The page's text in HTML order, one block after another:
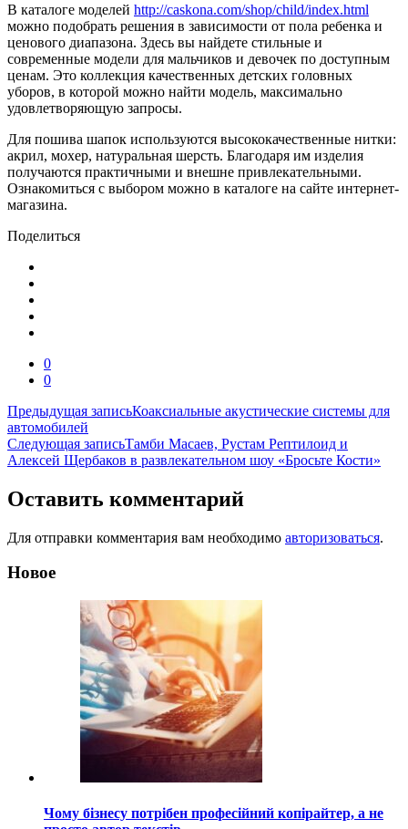
В каталоге моделей http://caskona.com/shop/child/index.html
можно подобрать решения в зависимости от пола ребенка и
ценового диапазона. Здесь вы найдете стильные и
современные модели для мальчиков и девочек по доступным
ценам. Это коллекция качественных детских головных
уборов, в которой можно найти модель, максимально
удовлетворяющую запросы.
Для пошива шапок используются высококачественные нитки:
акрил, мохер, натуральная шерсть. Благодаря им изделия
получаются практичными и внешне привлекательными.
Ознакомиться с выбором можно в каталоге на сайте интернет-
магазина.
Поделиться
0
0
Навигация
по
записям
Предыдущая записьКоаксиальные акустические системы для
автомобилей
Следующая записьТамби Масаев, Рустам Рептилоид и
Алексей Щербаков в развлекательном шоу «Бросьте Кости»
Оставить комментарий
Для отправки комментария вам необходимо авторизоваться.
Новое
Чому бізнесу потрібен професійний копірайтер, а не